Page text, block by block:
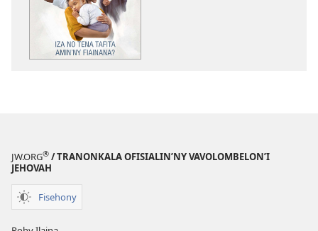
JW.ORG® / TRANONKALA OFISIALIN’NY VAVOLOMBELON’I
JEHOVAH
Fisehony